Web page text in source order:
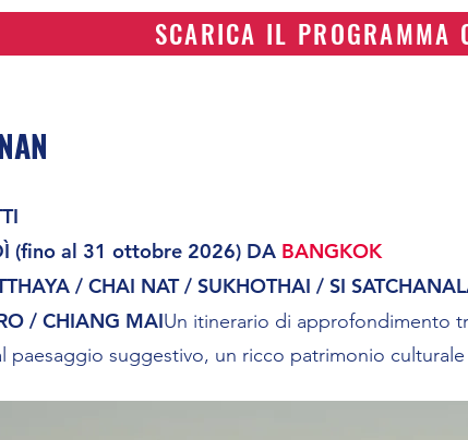
SCARICA IL PROGRAMMA
(fino al 31 ottobre 2026) DA BANGKOK
/ CHAI NAT / SUKHOTHAI / SI
/ CHIANG MAIUn itinerario di approfondimento
paesaggio suggestivo, un ricco patrimonio culturale